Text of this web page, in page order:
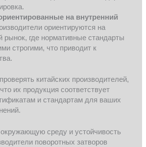
на внутренний
ориентируются на
рынок, где нормативные стандарты
строгими, что приводит к
китайских производителей,
их продукция соответствует
и стандартам для ваших
среду и устойчивость
поворотных затворов